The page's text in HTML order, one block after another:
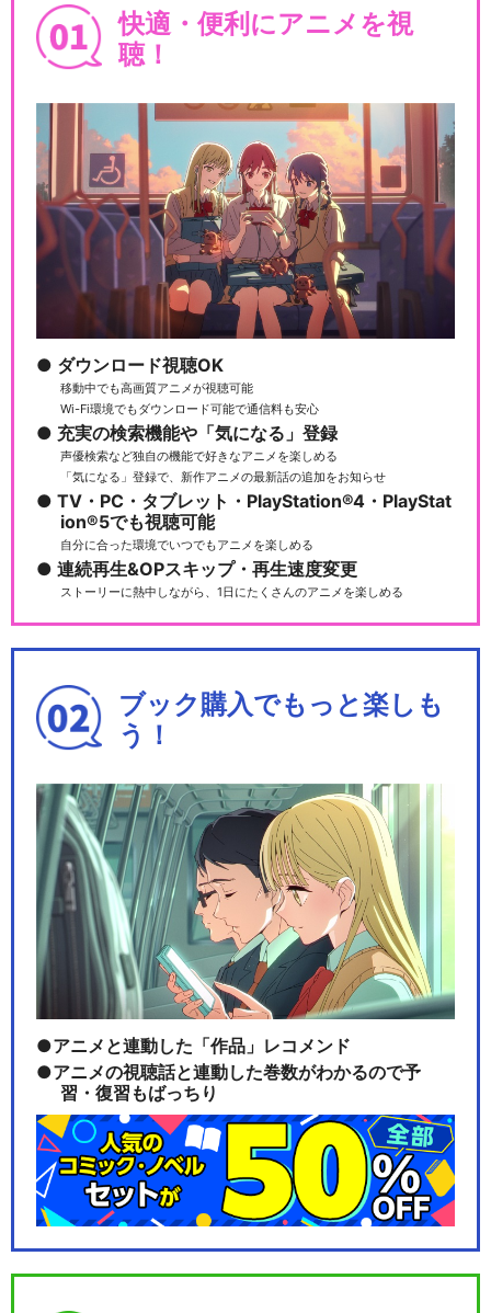
快適・便利にアニメを視
聴！
ダウンロード視聴OK
移動中でも高画質アニメが視聴可能
Wi-Fi環境でもダウンロード可能で通信料も安心
充実の検索機能や「気になる」登録
声優検索など独自の機能で好きなアニメを楽しめる
「気になる」登録で、新作アニメの最新話の追加をお知らせ
TV・PC・タブレット・PlayStation®4・PlayStat
ion®5でも視聴可能
自分に合った環境でいつでもアニメを楽しめる
連続再生&OPスキップ・再生速度変更
ストーリーに熱中しながら、1日にたくさんのアニメを楽しめる
ブック購入でもっと楽しも
う！
アニメと連動した「作品」レコメンド
アニメの視聴話と連動した巻数がわかるので予
習・復習もばっちり